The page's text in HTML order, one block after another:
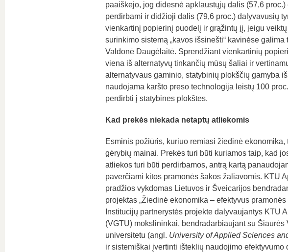
paaiškejo, jog didesnė apklaustųjų dalis (57,6
perdirbami ir didžioji dalis (79,6 proc.) dalyvavusių
vienkartinį popierinį puodelį ir grąžintų jį, jeigu
surinkimo sistemą „kavos išsinešti“ kavinėse
Valdonė Daugėlaitė. Sprendžiant vienkartinių
viena iš alternatyvų tinkančių mūsų šaliai ir
alternatyvaus gaminio, statybinių plokščių gamyba
naudojama karšto preso technologija leistų 100
perdirbti į statybines plokštes.
Kad prekės niekada netaptų atliekomis
Esminis požiūris, kuriuo remiasi žiedinė
gėrybių mainai. Prekės turi būti kuriamos taip, kad
atliekos turi būti perdirbamos, antrą kartą
paverčiami kitos pramonės šakos žaliavomis. KTU
pradžios vykdomas Lietuvos ir Šveicarijos
projektas „Žiedinė ekonomika – efektyvus
Institucijų partnerystės projekte dalyvaujantys KTU
(VGTU) mokslininkai, bendradarbiaujant su
universitetu (angl. University of Applied Sciences
ir sistemiškai įvertinti išteklių naudojimo